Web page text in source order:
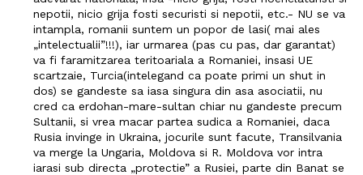
PRESShub
Despre noi / Echipa
Proiecte editoriale
Rețea
Contact
nepotii, nicio grija fosti securisti si nepotii, etc.- NU se va
intampla, romanii suntem un popor de lasi( mai ales
„intelectualii”!!!), iar urmarea (pas cu pas, dar garantat)
va fi faramitzarea teritoariala a Romaniei, insasi UE
scartzaie, Turcia(intelegand ca poate primi un shut in
dos) se gandeste sa iasa singura din asa asociatii, nu
cred ca erdohan-mare-sultan chiar nu gandeste precum
Sultanii, si vrea macar partea sudica a Romaniei, daca
Rusia invinge in Ukraina, jocurile sunt facute, Transilvania
va merge la Ungaria, Moldova si R. Moldova vor intra
iarasi sub directa „protectie” a Rusiei, parte din Banat se